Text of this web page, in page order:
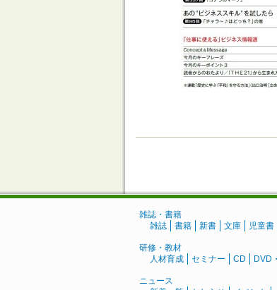
雑誌・書籍
雑誌
書籍 新書 文庫 児童書
研修・教材
人材育成
セミナー CD DVD
ニュース